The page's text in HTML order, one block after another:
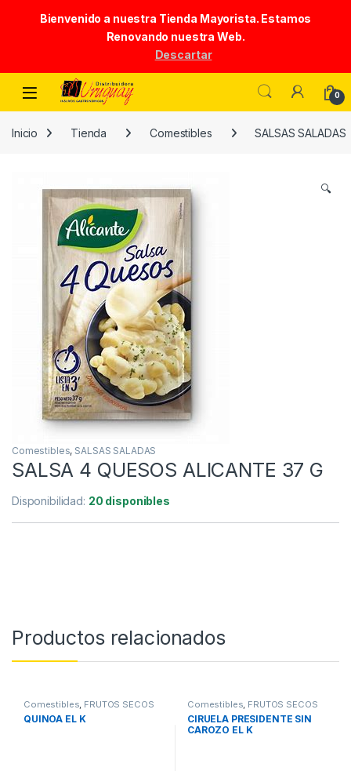
Bienvenido a nuestra Tienda Mayorista. Estamos
Renovando nuestra Web.
Descartar
Skip to navigation
Skip to content
0
Inicio Tienda Comestibles SALSAS SALADAS
🔍
Comestibles, SALSAS SALADAS
SALSA 4 QUESOS ALICANTE 37 G
Disponibilidad: 20 disponibles
Productos relacionados
Comestibles, FRUTOS SECOS
QUINOA EL K
Comestibles, FRUTOS SECOS
CIRUELA PRESIDENTE SIN
CAROZO EL K